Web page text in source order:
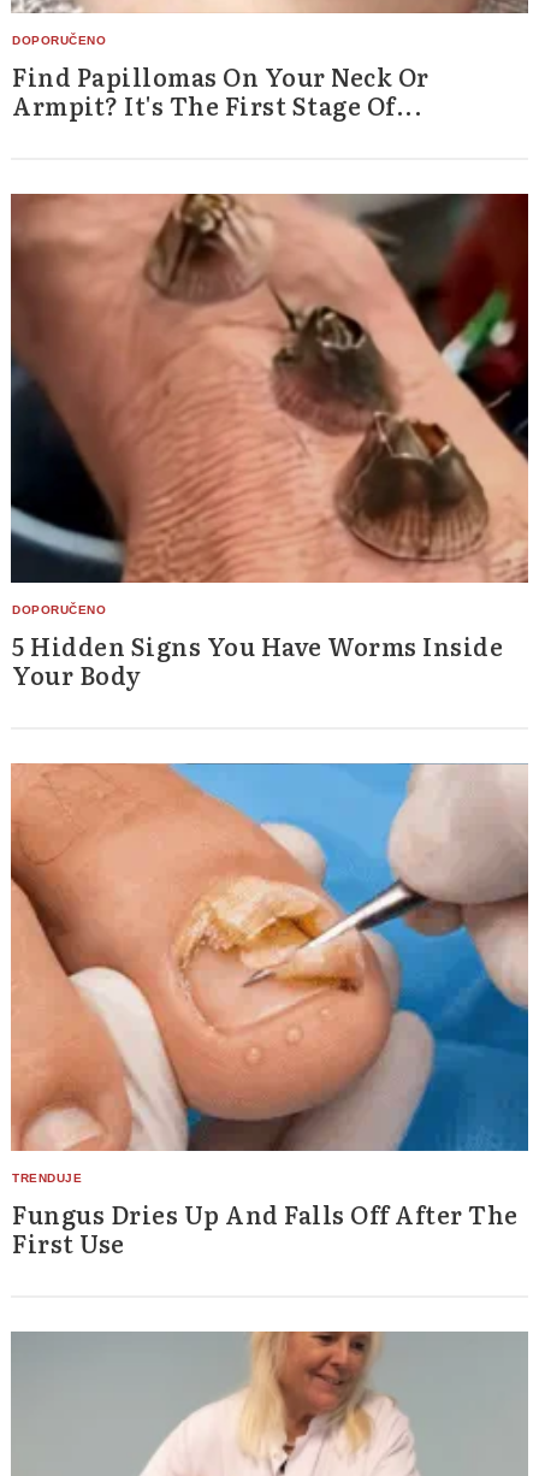
Find Papillomas On Your Neck Or
Armpit? It's The First Stage Of...
5 Hidden Signs You Have Worms Inside
Your Body
Fungus Dries Up And Falls Off After The
First Use
for: